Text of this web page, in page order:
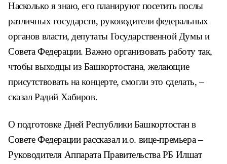
Насколько я знаю, его планируют посетить послы
различных государств, руководители федеральных
органов власти, депутаты Государственной Думы и
Совета Федерации. Важно организовать работу так,
чтобы выходцы из Башкортостана, желающие
присутствовать на концерте, смогли это сделать, –
сказал Радий Хабиров.
О подготовке Дней Республики Башкортостан в
Совете Федерации рассказал и.о. вице-премьера –
Руководителя Аппарата Правительства РБ Илшат